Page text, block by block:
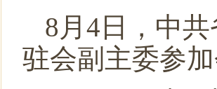
8月4日，中
驻会副主委参加